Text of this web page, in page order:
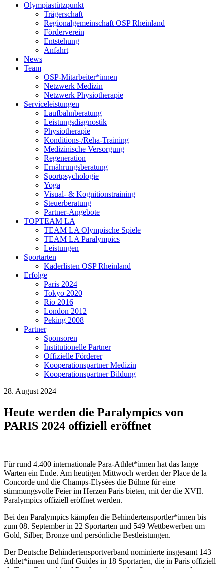
Olympiastützpunkt
Trägerschaft
Regionalgemeinschaft OSP Rheinland
Förderverein
Entstehung
Anfahrt
News
Team
OSP-Mitarbeiter*innen
Netzwerk Medizin
Netzwerk Physiotherapie
Serviceleistungen
Laufbahnberatung
Leistungsdiagnostik
Physiotherapie
Konditions-/Reha-Training
Medizinische Versorgung
Regeneration
Ernährungsberatung
Sportpsychologie
Yoga
Visual- & Kognitionstraining
Steuerberatung
Partner-Angebote
TOPTEAM LA
TEAM LA Olympische Spiele
TEAM LA Paralympics
Leistungen
Sportarten
Kaderlisten OSP Rheinland
Erfolge
Paris 2024
Tokyo 2020
Rio 2016
London 2012
Peking 2008
Partner
Sponsoren
Institutionelle Partner
Offizielle Förderer
Kooperationspartner Medizin
Kooperationspartner Bildung
28. August 2024
Heute werden die Paralympics von
PARIS 2024 offiziell eröffnet
Für rund 4.400 internationale Para-Athlet*innen hat das lange
Warten ein Ende. Am heutigen Mittwoch werden der Place de la
Concorde und die Champs-Elysées die Bühne für eine
stimmungsvolle Feier im Herzen Paris bieten, mit der die XVII.
Paralympics offiziell eröffnet werden.
Bei den Paralympics kämpfen die Behindertensportler*innen bis
zum 08. September in 22 Sportarten und 549 Wettbewerben um
Gold, Silber, Bronze und persönliche Bestleistungen.
Der Deutsche Behindertensportverband nominierte insgesamt 143
Athlet*innen und fünf Guides in 18 Sportarten, die in Paris offiziell